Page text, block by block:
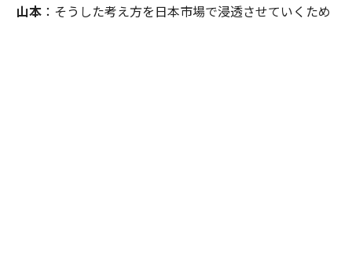
山本：そうした考え方を日本市場で浸透させていくため